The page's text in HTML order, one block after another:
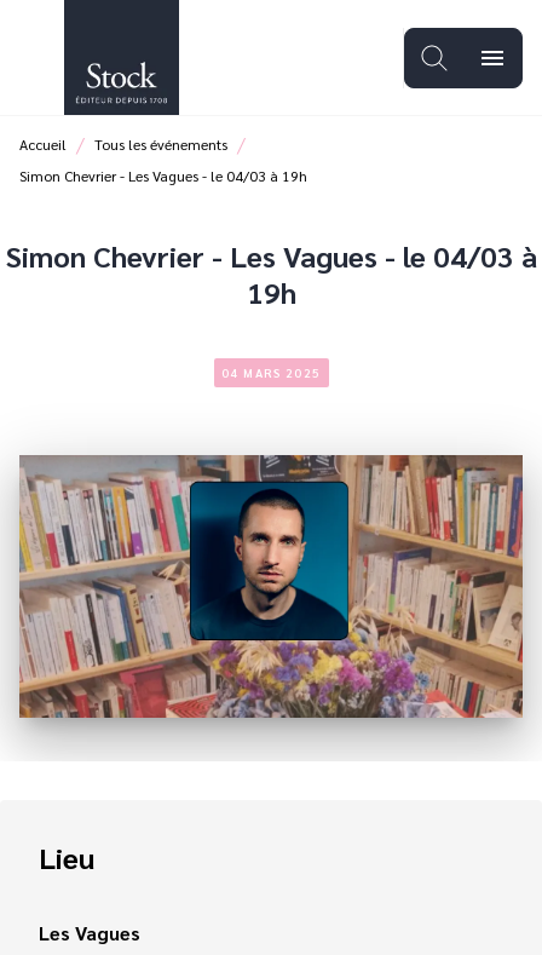
PIED DE PAGE
menu
Accueil / Tous les événements /
Simon Chevrier - Les Vagues - le 04/03 à 19h
Simon Chevrier - Les Vagues - le 04/03 à
19h
04 MARS 2025
Lieu
Les Vagues